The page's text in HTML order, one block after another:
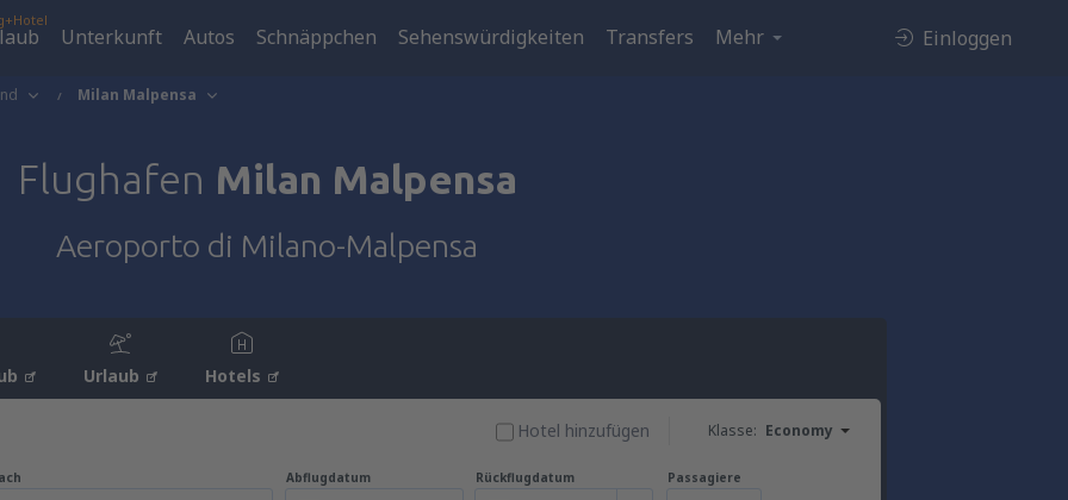
Unterkunft Autos Schnäppchen Sehenswürdigkeiten Transfers Mehr Einloggen
Milan Malpensa
Flughafen Milan Malpensa
Aeroporto di Milano-Malpensa
Urlaub Hotels
Klasse: Economy
Hotel hinzufügen
Abflugdatum Rückflugdatum Passagiere